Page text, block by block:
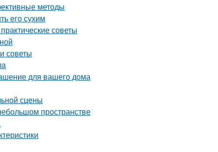
методы
его сухим
советы
советы
для вашего дома
сцены
пространстве